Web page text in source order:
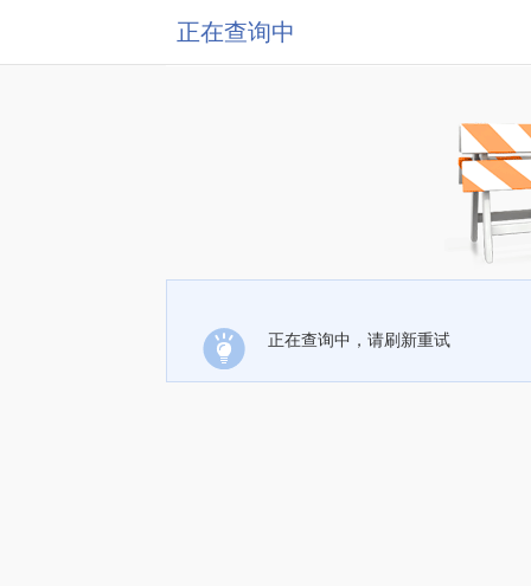
正在查询中
正在查询中，请刷新重试